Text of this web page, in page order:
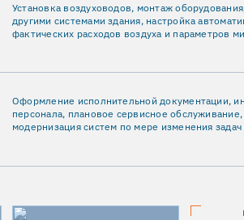
Установка воздуховодов, монтаж
другими системами здания, настройка
фактических расходов воздуха и параметров
Оформление исполнительной документации,
персонала, плановое сервисное обслуживание,
модернизация систем по мере изменения задач